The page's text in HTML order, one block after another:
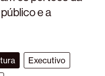
e a
Executivo